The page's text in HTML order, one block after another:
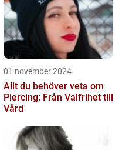
01 november 2024
Allt du behöver veta om
Piercing: Från Valfrihet till
Vård